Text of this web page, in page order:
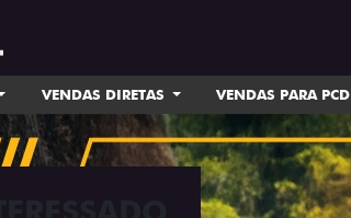
VENDAS DIRETAS VENDAS PARA PCD